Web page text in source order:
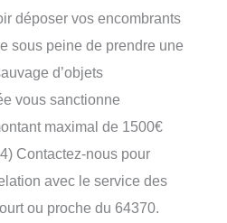
déposer vos encombrants
sous peine de prendre une
d’objets
vous sanctionne
maximal de 1500€
Contactez-nous pour
avec le service des
ou proche du 64370.